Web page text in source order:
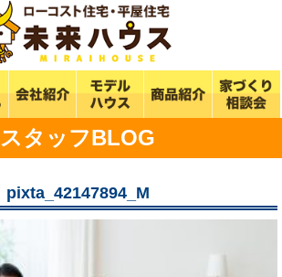
スタッフBLOG
pixta_42147894_M